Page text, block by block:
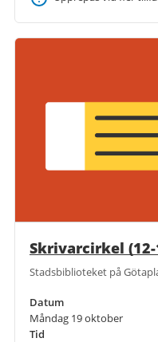
Skrivarcirkel (12-
Stadsbiblioteket på
Datum
Måndag 19 oktober
Tid